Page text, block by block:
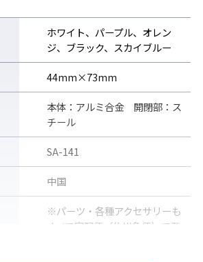
ホワイト、パープル、オレン
ジ、ブラック、スカイブルー
44mm×73mm
本体：アルミ合金 開閉部：ス
チール
SA-141
中国
※パーツ・各種アクセサリーも
すべて宅配便（佐川急便）で発